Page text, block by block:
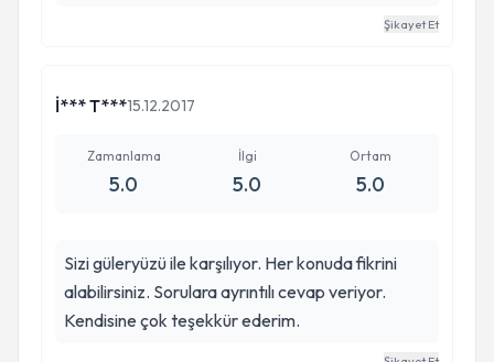
güveniyorum dedim içimden. Doktorum çok iyiŞikayet Et
İ*** T***15.12.2017
Zamanlama
5.0
İlgi
5.0
Ortam
5.0
Sizi güleryüzü ile karşılıyor. Her konuda fikrini
alabilirsiniz. Sorulara ayrıntılı cevap veriyor.
Kendisine çok teşekkür ederim.